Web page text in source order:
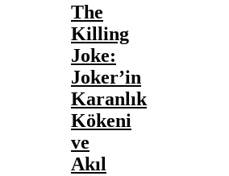
The
Killing
Joke:
Joker’in
Karanlık
Kökeni
ve
Akıl